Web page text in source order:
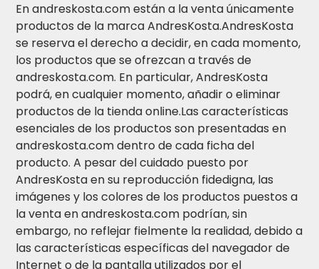
En andreskosta.com están a la venta únicamente
productos de la marca AndresKosta.AndresKosta
se reserva el derecho a decidir, en cada momento,
los productos que se ofrezcan a través de
andreskosta.com. En particular, AndresKosta
podrá, en cualquier momento, añadir o eliminar
productos de la tienda online.Las características
esenciales de los productos son presentadas en
andreskosta.com dentro de cada ficha del
producto. A pesar del cuidado puesto por
AndresKosta en su reproducción fidedigna, las
imágenes y los colores de los productos puestos a
la venta en andreskosta.com podrían, sin
embargo, no reflejar fielmente la realidad, debido a
las características específicas del navegador de
Internet o de la pantalla utilizados por el